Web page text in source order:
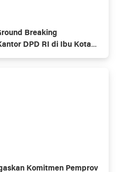
Breaking
DPD RI di Ibu Kota
Komitmen Pemprov